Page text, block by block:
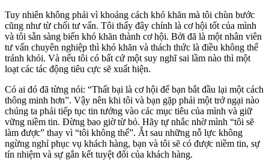
Tuy nhiên không phải vì khoảng cách khó khăn mà tôi chùn bước
cũng như từ chối tư vấn. Tôi thấy đây chính là cơ hội tốt của mình
và tôi sẵn sàng biến khó khăn thành cơ hội. Bởi đã là một nhân viên
tư vấn chuyên nghiệp thì khó khăn và thách thức là điều không thể
tránh khỏi. Và nếu tôi có bất cứ một suy nghĩ sai lầm nào thì một
loạt các tác động tiêu cực sẽ xuất hiện.
Có ai đó đã từng nói: “Thất bại là cơ hội để bạn bắt đầu lại một cách
thông minh hơn”. Vậy nên khi tôi và bạn gặp phải một trở ngại nào
chúng ta phải tiếp tục tin tưởng vào các mục tiêu của mình và giữ
vững niềm tin. Đừng bao giờ từ bỏ. Hãy tự nhắc nhờ mình “tôi sẽ
làm được” thay vì “tôi không thể”. Ắt sau những nỗ lực không
ngừng nghỉ phục vụ khách hàng, bạn và tôi sẽ có được niềm tin, sự
tín nhiệm và sự gắn kết tuyệt đối của khách hàng.